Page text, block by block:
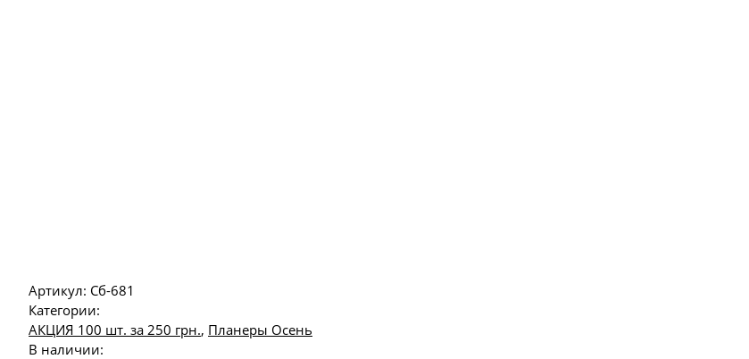
Артикул: Сб-681
Категории:
АКЦИЯ 100 шт. за 250 грн., Планеры Осень
В наличии: